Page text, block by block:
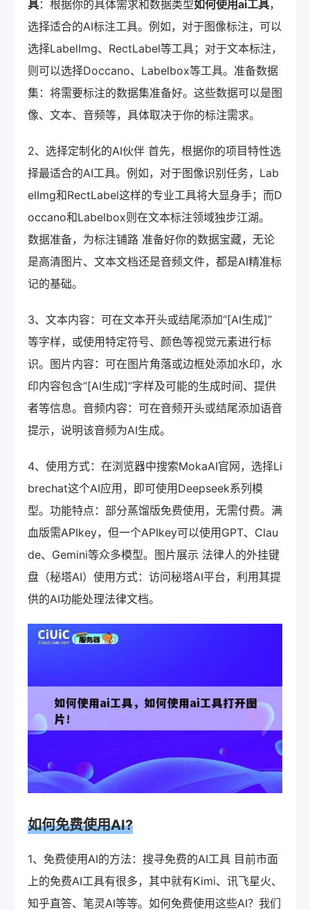
具：根据你的具体需求和数据类型如何使用ai工具，
选择适合的AI标注工具。例如，对于图像标注，可以
选择LabelImg、RectLabel等工具；对于文本标注，
则可以选择Doccano、Labelbox等工具。准备数据
集：将需要标注的数据集准备好。这些数据可以是图
像、文本、音频等，具体取决于你的标注需求。
2、选择定制化的AI伙伴 首先，根据你的项目特性选
择最适合的AI工具。例如，对于图像识别任务，Lab
elImg和RectLabel这样的专业工具将大显身手；而D
occano和Labelbox则在文本标注领域独步江湖。
数据准备，为标注铺路 准备好你的数据宝藏，无论
是高清图片、文本文档还是音频文件，都是AI精准标
记的基础。
3、文本内容：可在文本开头或结尾添加“[AI生成]”
等字样，或使用特定符号、颜色等视觉元素进行标
识。图片内容：可在图片角落或边框处添加水印，水
印内容包含“[AI生成]”字样及可能的生成时间、提供
者等信息。音频内容：可在音频开头或结尾添加语音
提示，说明该音频为AI生成。
4、使用方式：在浏览器中搜索MokaAI官网，选择Li
brechat这个AI应用，即可使用Deepseek系列模
型。功能特点：部分蒸馏版免费使用，无需付费。满
血版需APIkey，但一个APIkey可以使用GPT、Clau
de、Gemini等众多模型。图片展示 法律人的外挂键
盘（秘塔AI）使用方式：访问秘塔AI平台，利用其提
供的AI功能处理法律文档。
如何免费使用AI?
1、免费使用AI的方法：搜寻免费的AI工具 目前市面
上的免费AI工具有很多，其中就有Kimi、讯飞星火、
知乎直答、笔灵AI等等。如何免费使用这些AI？我们